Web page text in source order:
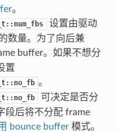
。
设置由驱动
数量。为了向后兼
buffer。如果不想分
置
。
可决定是否分
段后将不分配 frame
bounce buffer模式。